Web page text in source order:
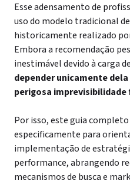
Esse adensamento de
uso do modelo tradicional
historicamente realizado
Embora a recomendação
inestimável devido à carga
depender unicamente
perigosa
Por isso, este guia
especificamente para
implementação de
performance, abrangendo
mecanismos de busca e